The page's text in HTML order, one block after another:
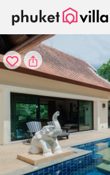
Vos paramètres de